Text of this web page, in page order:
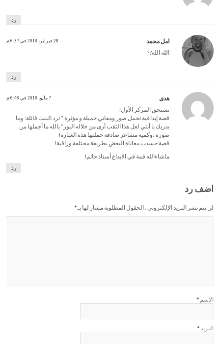
رد
امل محمد 28 فبراير، 2018 في 6:37 م
الله الله??
رد
هدى 7 مايو، 2018 في 6:48 م
تستحق المركز الأول!
قصة إبداعية تحمل صور ومعاني جميلة و مؤثرة ” ترد البنت قائلة: وما
يدريك يا أبتي لعل هذا الثقب أرى من خلاله النور” يالله ما أجملها من
صورة ،وكمية مشاعر صادقة حملتها هذه العبارة!
قصة جسدت معاناة البعض بطريقة مختلفة وراقية!
ماشاءالله قمة في الابداع أستاذ حاتم!
رد
اضف رد
لن يتم نشر البريد الإلكتروني . الحقول المطلوبة مشار لها بـ*
الإسم *
البريد*